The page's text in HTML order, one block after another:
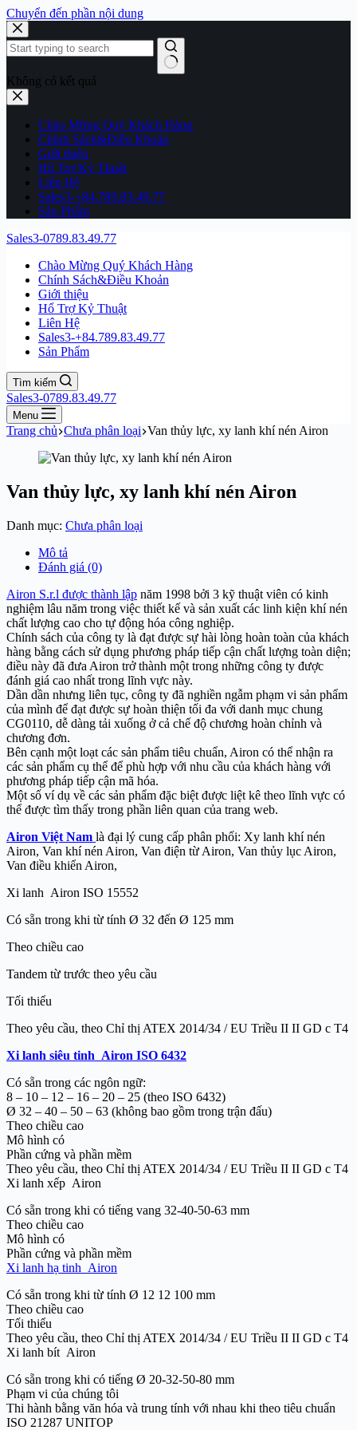
Chuyển đến phần nội dung
Không có kết quả
Chào Mừng Quý Khách Hàng
Chính Sách&Điều Khoản
Giới thiệu
Hổ Trợ Kỷ Thuật
Liên Hệ
Sales3-+84.789.83.49.77
Sản Phẩm
Sales3-0789.83.49.77
Chào Mừng Quý Khách Hàng
Chính Sách&Điều Khoản
Giới thiệu
Hổ Trợ Kỷ Thuật
Liên Hệ
Sales3-+84.789.83.49.77
Sản Phẩm
Tìm kiếm
Sales3-0789.83.49.77
Menu
Trang chủ Chưa phân loại Van thủy lực, xy lanh khí nén Airon
Van thủy lực, xy lanh khí nén Airon
Danh mục: Chưa phân loại
Mô tả
Đánh giá (0)
Airon S.r.l được thành lập năm 1998 bởi 3 kỹ thuật viên có kinh
nghiệm lâu năm trong việc thiết kế và sản xuất các linh kiện khí nén
chất lượng cao cho tự động hóa công nghiệp.
Chính sách của công ty là đạt được sự hài lòng hoàn toàn của khách
hàng bằng cách sử dụng phương pháp tiếp cận chất lượng toàn diện;
điều này đã đưa Airon trở thành một trong những công ty được
đánh giá cao nhất trong lĩnh vực này.
Dần dần nhưng liên tục, công ty đã nghiền ngẫm phạm vi sản phẩm
của mình để đạt được sự hoàn thiện tối đa với danh mục chung
CG0110, dễ dàng tải xuống ở cả chế độ chương hoàn chỉnh và
chương đơn.
Bên cạnh một loạt các sản phẩm tiêu chuẩn, Airon có thể nhận ra
các sản phẩm cụ thể để phù hợp với nhu cầu của khách hàng với
phương pháp tiếp cận mã hóa.
Một số ví dụ về các sản phẩm đặc biệt được liệt kê theo lĩnh vực có
thể được tìm thấy trong phần liên quan của trang web.
Airon Việt Nam là đại lý cung cấp phân phối: Xy lanh khí nén
Airon, Van khí nén Airon, Van điện từ Airon, Van thủy lục Airon,
Van điều khiển Airon,
Xi lanh Airon ISO 15552
Có sẵn trong khi từ tính Ø 32 đến Ø 125 mm
Theo chiều cao
Tandem từ trước theo yêu cầu
Tối thiểu
Theo yêu cầu, theo Chỉ thị ATEX 2014/34 / EU Triều II II GD c T4
Xi lanh siêu tinh Airon ISO 6432
Có sẵn trong các ngôn ngữ:
8 – 10 – 12 – 16 – 20 – 25 (theo ISO 6432)
Ø 32 – 40 – 50 – 63 (không bao gồm trong trận đấu)
Theo chiều cao
Mô hình có
Phần cứng và phần mềm
Theo yêu cầu, theo Chỉ thị ATEX 2014/34 / EU Triều II II GD c T4
Xi lanh xếp Airon
Có sẵn trong khi có tiếng vang 32-40-50-63 mm
Theo chiều cao
Mô hình có
Phần cứng và phần mềm
Xi lanh hạ tinh Airon
Có sẵn trong khi từ tính Ø 12 12 100 mm
Theo chiều cao
Tối thiểu
Theo yêu cầu, theo Chỉ thị ATEX 2014/34 / EU Triều II II GD c T4
Xi lanh bít Airon
Có sẵn trong khi có tiếng Ø 20-32-50-80 mm
Phạm vi của chúng tôi
Thi hành bằng văn hóa và trung tính với nhau khi theo tiêu chuẩn
ISO 21287 UNITOP